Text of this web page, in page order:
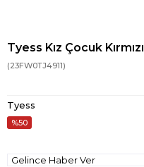
Tyess Kız Çocuk
(23FW0TJ4911)
Tyess
50
Gelince Haber Ver